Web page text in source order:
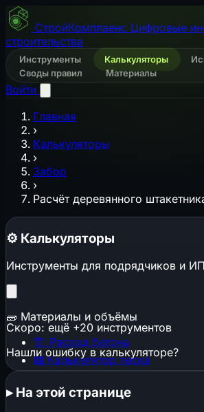
СтройКомплаенс Цифровые
строительства
Инструменты Калькуляторы
Своды правил
Материалы
Войти
Главная
›
Калькуляторы
›
Забор
›
Расчёт деревянного
⚙️ Калькуляторы
Инструменты для подрядчиков и ИП
🧱 Материалы и объёмы
🏗️ Расход бетона
▦ Калькулятор песка
▦Калькулятор щебня
🕳️Котлован и траншея
Скоро: ещё +20 инструментов
Нашли ошибку в калькуляторе?
▸На этой странице